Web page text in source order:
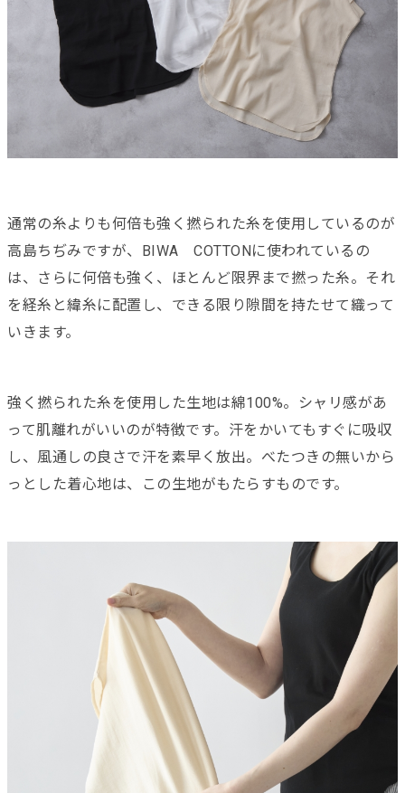
通常の糸よりも何倍も強く撚られた糸を使用しているのが
高島ちぢみですが、BIWA COTTONに使われているの
は、さらに何倍も強く、ほとんど限界まで撚った糸。それ
を経糸と緯糸に配置し、できる限り隙間を持たせて織って
いきます。
強く撚られた糸を使用した生地は綿100%。シャリ感があ
って肌離れがいいのが特徴です。汗をかいてもすぐに吸収
し、風通しの良さで汗を素早く放出。べたつきの無いから
っとした着心地は、この生地がもたらすものです。